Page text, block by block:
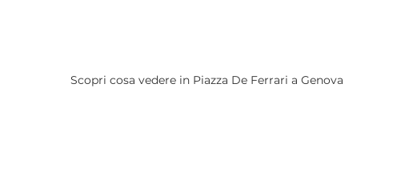
Scopri cosa vedere in Piazza De Ferrari a Genova